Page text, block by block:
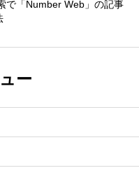
で「Number Web」の記事
ー